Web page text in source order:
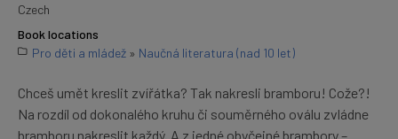
Czech
Book locations
Pro děti a mládež » Naučná literatura (nad 10 let)
Chceš umět kreslit zvířátka? Tak nakresli bramboru! Cože?!
Na rozdíl od dokonalého kruhu či souměrného oválu zvládne
bramboru nakreslit každý. A z jedné obyčejné brambory –